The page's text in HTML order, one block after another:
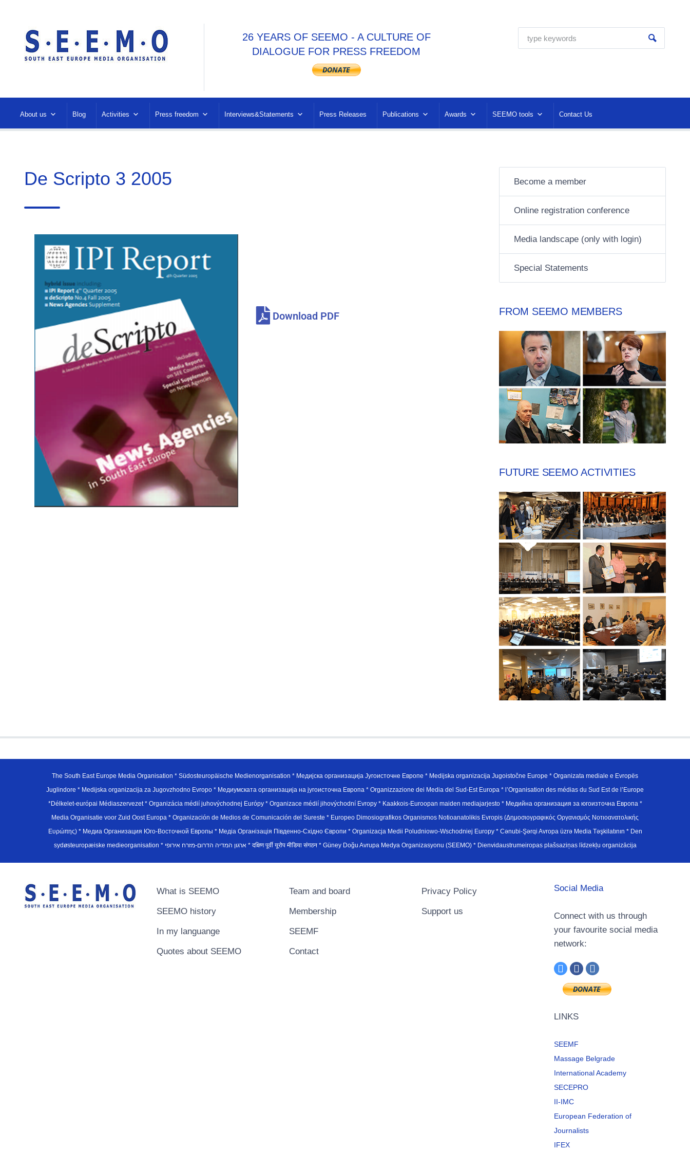
26 YEARS OF SEEMO - A CULTURE OF
DIALOGUE FOR PRESS FREEDOM
About us Blog Activities Press freedom Interviews&Statements Press Releases Publications Awards SEEMO tools Contact Us
De Scripto 3 2005
Download PDF
Become a member
Online registration conference
Media landscape (only with login)
Special Statements
FROM SEEMO MEMBERS
FUTURE SEEMO ACTIVITIES
The South East Europe Media Organisation * Südosteuropäische Medienorganisation * Медијска организација Југоисточне Европе * Medijska organizacija Jugoistočne Europe * Organizata mediale e Evropës
Juglindore * Medijska organizacija za Jugovzhodno Evropo * Медиумската организација на југоисточна Европа * Organizzazione dei Media del Sud-Est Europa * l’Organisation des médias du Sud Est de l’Europe
*Délkelet-európai Médiaszervezet * Organizácia médií juhovýchodnej Európy * Organizace médií jihovýchodní Evropy * Kaakkois-Euroopan maiden mediajarjesto * Медийна организация за югоизточна Европа *
Media Organisatie voor Zuid Oost Europa * Organización de Medios de Comunicación del Sureste * Europeo Dimosiografikos Organismos Notioanatolikis Evropis (Δημοσιογραφικός Οργανισμός Νοτιοανατολικής
Ευρώπης) * Медиа Организация Юго-Восточной Европы * Медiа Органiзацiя Пiвденно-Схiдно Європи * Organizacja Medii Poludniowo-Wschodniej Europy * Cənubi-Şərqi Avropa üzrə Media Təşkilatının * Den
sydøsteuropæiske medieorganisation * ארגון המדיה הדרום-מזרח אירופי * दक्षिण पूर्वी यूरोप मीडिया संगठन * Güney Doğu Avrupa Medya Organizasyonu (SEEMO) * Dienvidaustrumeiropas plašsaziņas līdzekļu organizācija
What is SEEMO
SEEMO history
In my languange
Quotes about SEEMO
Team and board
Membership
SEEMF
Contact
Privacy Policy
Support us
Social Media
Connect with us through
your favourite social media
network:
LINKS
SEEMF
Massage Belgrade
International Academy
SECEPRO
II-IMC
European Federation of
Journalists
IFEX